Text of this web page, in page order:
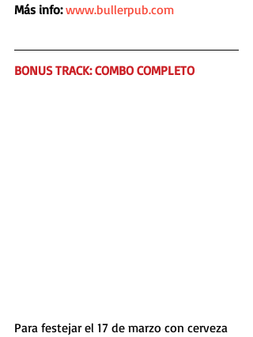
Más info: www.bullerpub.com
BONUS TRACK: COMBO COMPLETO
Para festejar el 17 de marzo con cerveza